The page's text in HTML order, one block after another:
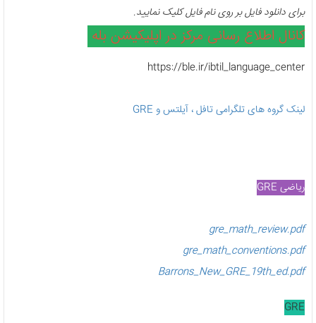
برای دانلود فایل بر روی نام فایل کلیک نمایید.
کانال اطلاع رسانی مرکز در اپلیکیشن بله
https://ble.ir/ibtil_language_center
لینک گروه های تلگرامی تافل ، آیلتس و GRE
ریاضی GRE
gre_math_review.pdf
gre_math_conventions.pdf
Barrons_New_GRE_19th_ed.pdf
GRE